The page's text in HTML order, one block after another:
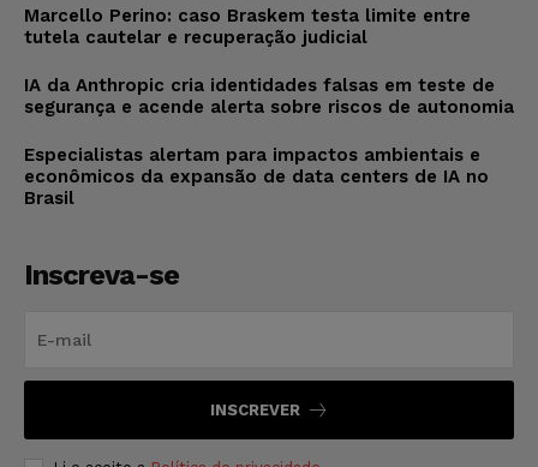
Marcello Perino: caso Braskem testa limite entre
tutela cautelar e recuperação judicial
IA da Anthropic cria identidades falsas em teste de
segurança e acende alerta sobre riscos de autonomia
Especialistas alertam para impactos ambientais e
econômicos da expansão de data centers de IA no
Brasil
Inscreva-se
INSCREVER